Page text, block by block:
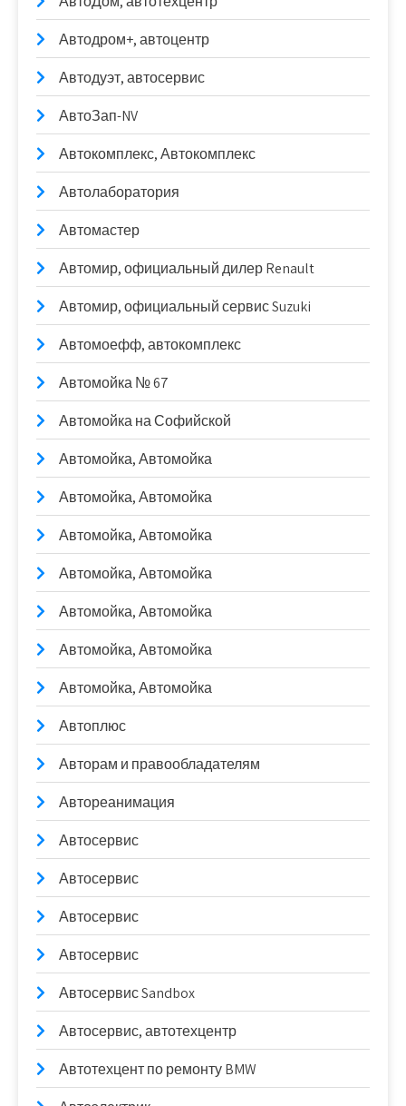
Автодром+, автоцентр
Автодуэт, автосервис
АвтоЗап-NV
Автокомплекс, Автокомплекс
Автолаборатория
Автомастер
Автомир, официальный дилер Renault
Автомир, официальный сервис Suzuki
Автомоефф, автокомплекс
Автомойка № 67
Автомойка на Софийской
Автомойка, Автомойка
Автомойка, Автомойка
Автомойка, Автомойка
Автомойка, Автомойка
Автомойка, Автомойка
Автомойка, Автомойка
Автомойка, Автомойка
Автоплюс
Авторам и правообладателям
Автореанимация
Автосервис
Автосервис
Автосервис
Автосервис
Автосервис Sandbox
Автосервис, автотехцентр
Автотехцент по ремонту BMW